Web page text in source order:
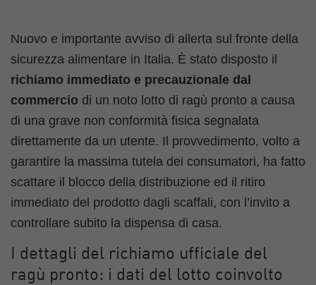
Nuovo e importante avviso di allerta sul fronte della
sicurezza alimentare in Italia. È stato disposto il
richiamo immediato e precauzionale dal
commercio di un noto lotto di ragù pronto a causa
di una grave non conformità fisica segnalata
direttamente da un utente. Il provvedimento, volto a
garantire la massima tutela dei consumatori, ha fatto
scattare il blocco della distribuzione ed il ritiro
immediato del prodotto dagli scaffali, con l’invito a
controllare subito la dispensa di casa.
I dettagli del richiamo ufficiale del
ragù pronto: i dati del lotto coinvolto